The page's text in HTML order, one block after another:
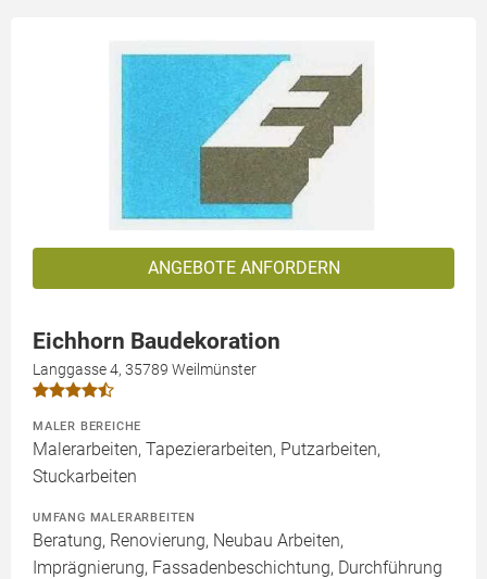
ANGEBOTE ANFORDERN
Eichhorn Baudekoration
Langgasse 4, 35789 Weilmünster
MALER BEREICHE
Malerarbeiten, Tapezierarbeiten, Putzarbeiten,
Stuckarbeiten
UMFANG MALERARBEITEN
Beratung, Renovierung, Neubau Arbeiten,
Imprägnierung, Fassadenbeschichtung, Durchführung